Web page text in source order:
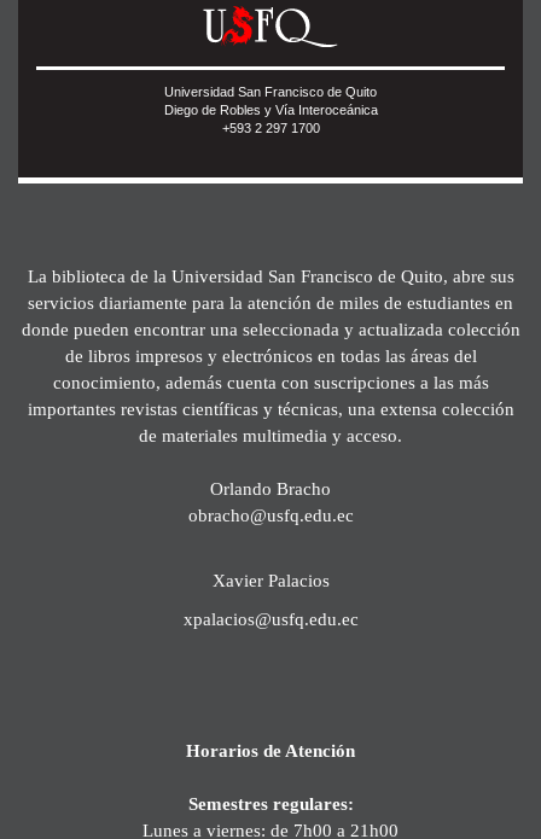
Universidad San Francisco de Quito
Diego de Robles y Vía Interoceánica
+593 2 297 1700
La biblioteca de la Universidad San Francisco de Quito, abre sus
servicios diariamente para la atención de miles de estudiantes en
donde pueden encontrar una seleccionada y actualizada colección
de libros impresos y electrónicos en todas las áreas del
conocimiento, además cuenta con suscripciones a las más
importantes revistas científicas y técnicas, una extensa colección
de materiales multimedia y acceso.
Orlando Bracho
obracho@usfq.edu.ec
Xavier Palacios
xpalacios@usfq.edu.ec
Horarios de Atención
Semestres regulares:
Lunes a viernes: de 7h00 a 21h00